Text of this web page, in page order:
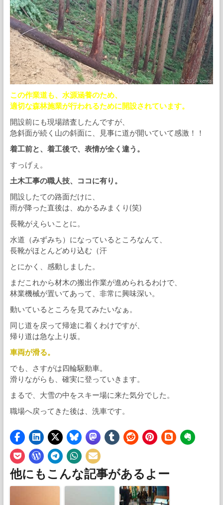
この作業道も、水源涵養のため、
適切な森林施業が行われるために開設されています。
開設前にも現場踏査したんですが、
急斜面が続く山の斜面に、見事に道が開いていて感激！！
着工前と、着工後で、表情が全く違う。
すっげぇ。
土木工事の職人技、ココに有り。
開設したての路面だけに、
雨が降った直後は、ぬかるみまくり(笑)
長靴がえらいことに。
水道（みずみち）になっているところなんて、
長靴がほとんどめり込む（汗
とにかく、感動しました。
まだこれから材木の搬出作業が進められるわけで、
林業機械が置いてあって、非常に興味深い。
動いているところを見てみたいなぁ。
同じ道を戻って帰途に着くわけですが、
帰り道は急な上り坂。
車両が滑る。
でも、さすがは四輪駆動車。
滑りながらも、確実に登っていきます。
まるで、大雪の中をスキー場に来た気分でした。
職場へ戻ってきた後は、洗車です。
他にもこんな記事があるよー